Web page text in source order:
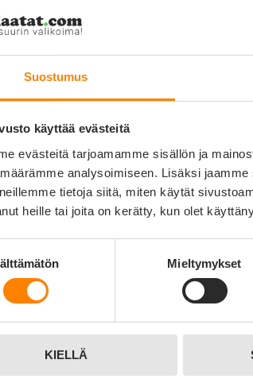
Suostumus
käyttää evästeitä
evästeitä tarjoamamme sisällön ja
analysoimiseen. Lisäksi
tietoja siitä, miten käytät
heille tai joita on kerätty, kun olet
Mieltymykset
KIELLÄ
3 tähteä
2 tähteä
1 tähti